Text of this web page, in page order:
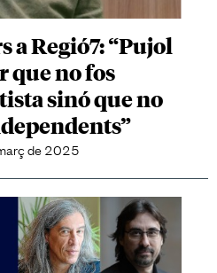
a Regió7: “Pujol
que no fos
sinó que no
de 2025